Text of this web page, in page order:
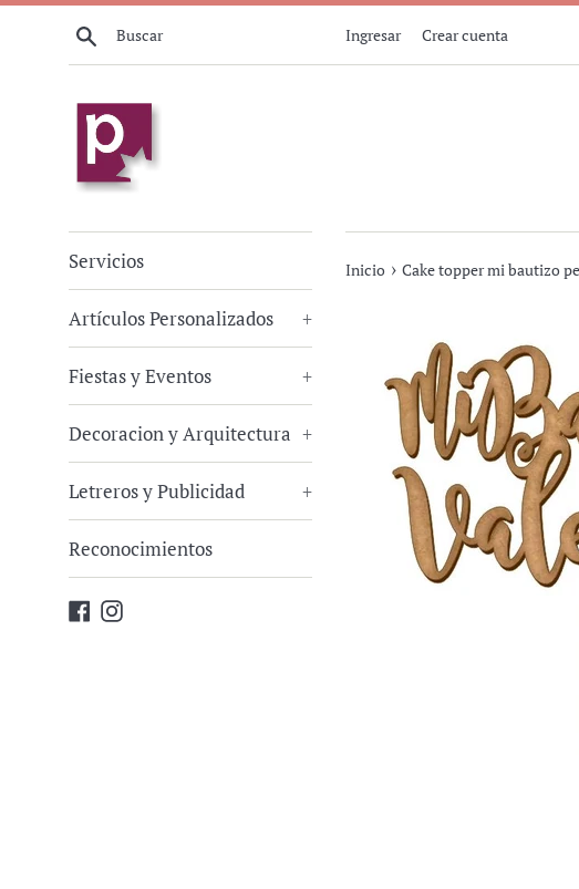
Ir
directamente Buscar Ingresar Crear cuenta
Servicios
Artículos Personalizados +
Fiestas y Eventos +
Decoracion y Arquitectura +
Letreros y Publicidad +
Reconocimientos
Facebook
Instagram
Inicio › Cake topper mi bautizo